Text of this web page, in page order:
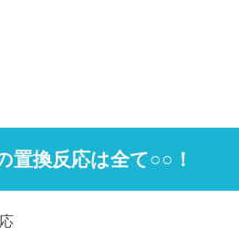
置換反応は全て○○！